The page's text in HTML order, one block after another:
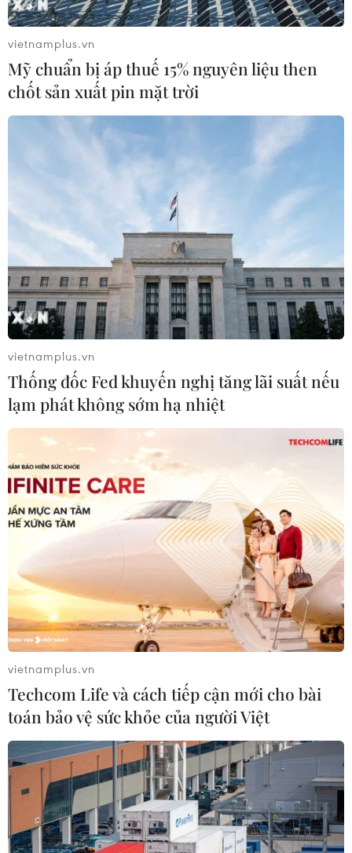
Harterquin ichthyosis, chứng bệnh rất hiếm gặp
(chỉ gặp ở 1/500.500 trẻ em) do đột biến gene
lặn trên nhiễm sắc thể số 2. Gene này có vai trò
tổng hợp proteincó tên ABCA12 tại da và có vai
trò vận chuyển lipit tới lớp thượng bì tạo hàng
rào bảo vệ cho da.
Việc thiếu hụt hoặc không có protein ABCA12 tại
da khiến lipit không được vận chuyển ra ngoài
mà lắng đọng trong màng tế bào, làm lớp sừng
ngày càng dày, cứng.
Trước đó, ngày 4/10, Bệnh viện Sản Nhi Quảng
Ninh cũng đã ghi nhận một trường hợp tương
tự./.
(TTXVN/Vietnam+)
#bé sơ sinh #sản phụ
#bệnh da vảy cá
#đột biến gene lặn
Hà Giang Tuyên Quang
vietnamplus.vn
Mỹ chuẩn bị áp thuế 15% nguyên liệu then
chốt sản xuất pin mặt trời
vietnamplus.vn
Thống đốc Fed khuyến nghị tăng lãi suất nếu
lạm phát không sớm hạ nhiệt
vietnamplus.vn
Techcom Life và cách tiếp cận mới cho bài
toán bảo vệ sức khỏe của người Việt